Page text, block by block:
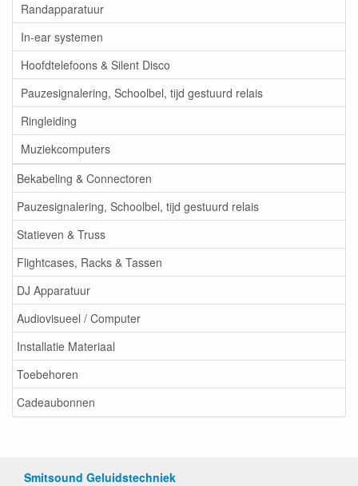
Randapparatuur
In-ear systemen
Hoofdtelefoons & Silent Disco
Pauzesignalering, Schoolbel, tijd gestuurd relais
Ringleiding
Muziekcomputers
Bekabeling & Connectoren
Pauzesignalering, Schoolbel, tijd gestuurd relais
Statieven & Truss
Flightcases, Racks & Tassen
DJ Apparatuur
Audiovisueel / Computer
Installatie Materiaal
Toebehoren
Cadeaubonnen
Smitsound Geluidstechniek